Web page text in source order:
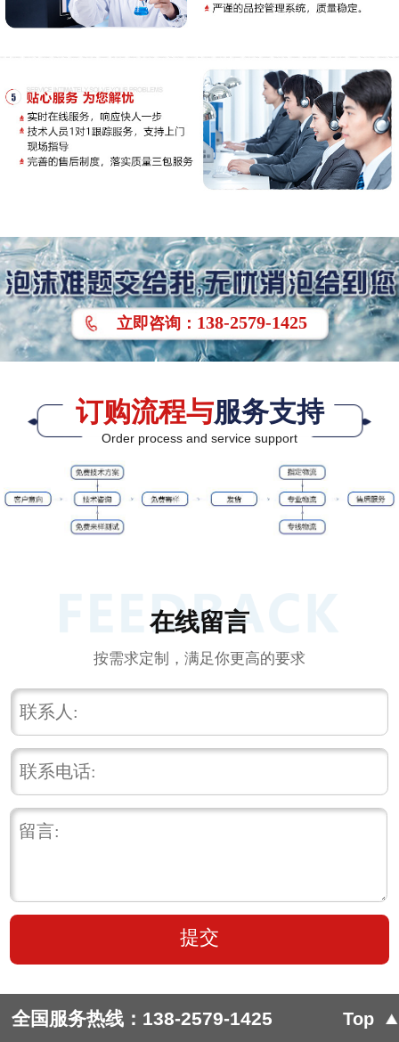
立即咨询 ： 138-2579-1425
订购流程与服务支持
Order process and service support
在线留言
按需求定制，满足你更高的要求
全国服务热线： 138-2579-1425 Top